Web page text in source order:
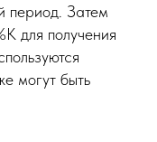
период. Затем
для получения
могут быть